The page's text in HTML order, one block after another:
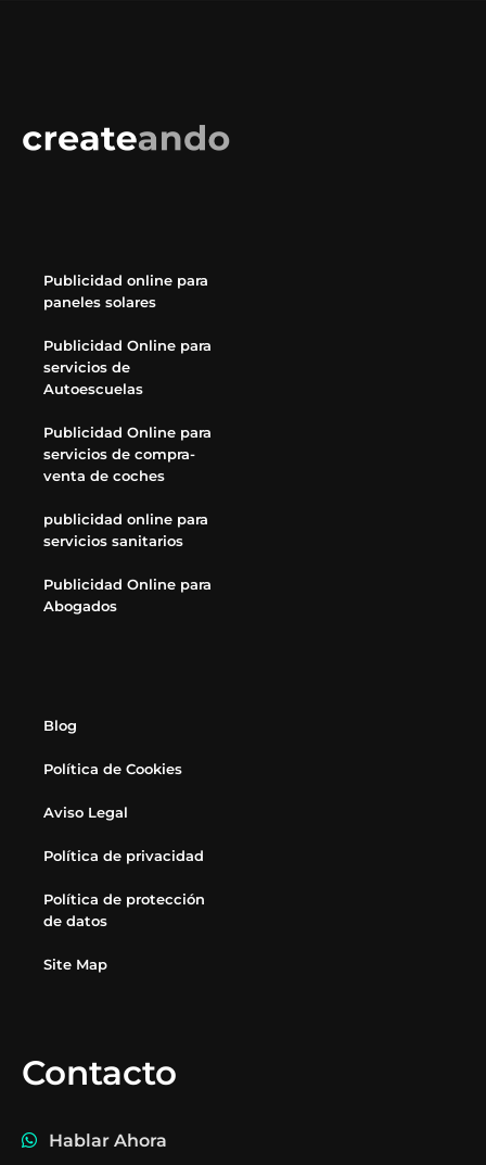
Publicidad online para
paneles solares
Publicidad Online para
servicios de
Autoescuelas
Publicidad Online para
servicios de compra-
venta de coches
publicidad online para
servicios sanitarios
Publicidad Online para
Abogados
Blog
Política de Cookies
Aviso Legal
Política de privacidad
Política de protección
de datos
Site Map
Contacto
Hablar Ahora